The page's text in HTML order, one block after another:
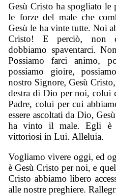
Gesù Cristo ha spogliato le
le forze del male che
Gesù le ha vinte tutte. Noi
Cristo! E perciò, non
dobbiamo spaventarci.
Possiamo farci animo,
possiamo gioire,
nostro Signore, Gesù
destra di Dio per noi, colui
Padre, colui per cui
essere ascoltati da Dio,
ha vinto il male. Egli è
vittoriosi in Lui. Alleluia.
Vogliamo vivere oggi, ed
è Gesù Cristo per noi, e
Cristo abbiamo libero
alle nostre preghiere.